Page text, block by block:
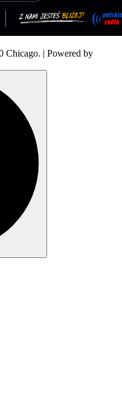
Chicago. | Powered by